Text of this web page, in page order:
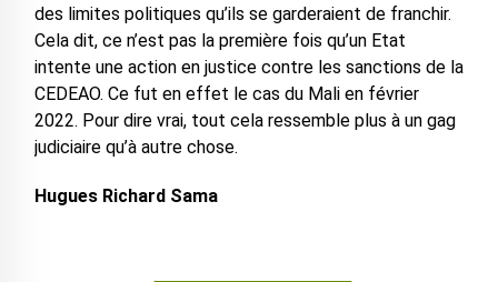
des limites politiques qu’ils se garderaient de franchir.
Cela dit, ce n’est pas la première fois qu’un Etat
intente une action en justice contre les sanctions de la
CEDEAO. Ce fut en effet le cas du Mali en février
2022. Pour dire vrai, tout cela ressemble plus à un gag
judiciaire qu’à autre chose.
Hugues Richard Sama